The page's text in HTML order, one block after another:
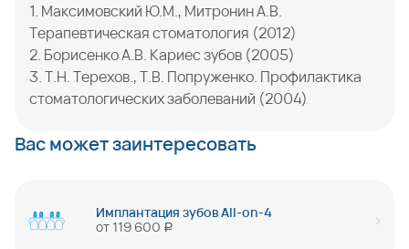
1. Максимовский Ю.М., Митронин А.В.
Терапевтическая стоматология (2012)
2. Борисенко А.В. Кариес зубов (2005)
3. Т.Н. Терехов., Т.В. Попруженко. Профилактика
стоматологических заболеваний (2004)
Вас может заинтересовать
Имплантация зубов All-on-4
от 119 600 руб